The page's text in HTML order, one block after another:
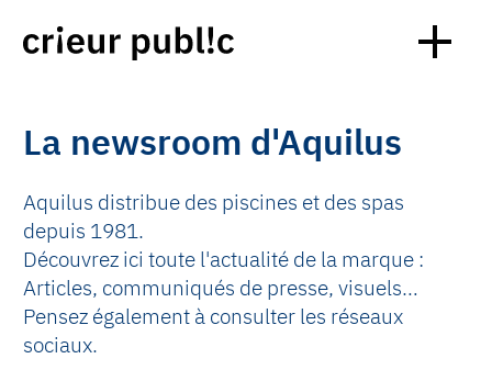
La newsroom d'Aquilus
Aquilus distribue des piscines et des spas
depuis 1981.
Découvrez ici toute l'actualité de la marque :
Articles, communiqués de presse, visuels…
Pensez également à consulter les réseaux
sociaux.